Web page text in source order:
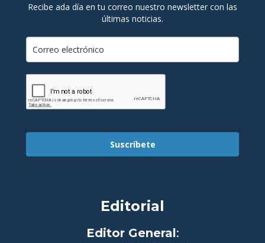
Recibe ada día en tu correo nuestro newsletter con las
últimas noticias.
Suscríbete
Editorial
Editor General: